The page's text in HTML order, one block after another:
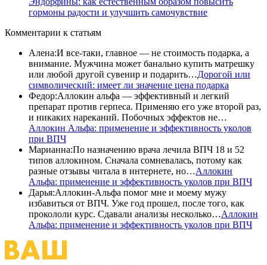
гормоны радости и улучшить самочувствие
Комментарии к статьям
Алена:И все-таки, главное — не стоимость подарка, а
внимание. Мужчина может банально купить матрешку
или любой другой сувенир и подарить…Дорогой или
символический: имеет ли значение цена подарка
Федор:Аллокин альфа — эффективный и легкий
препарат против герпеса. Применяю его уже второй раз,
и никаких нареканий. Побочных эффектов не…
Аллокин Альфа: применение и эффективность уколов
при ВПЧ
Марианна:По назначению врача лечила ВПЧ 18 и 52
типов аллокином. Сначала сомневалась, потому как
разные отзывы читала в интернете, но…Аллокин
Альфа: применение и эффективность уколов при ВПЧ
Дарья:Аллокин-Альфа помог мне и моему мужу
избавиться от ВПЧ. Уже год прошел, после того, как
прокололи курс. Сдавали анализы несколько…Аллокин
Альфа: применение и эффективность уколов при ВПЧ